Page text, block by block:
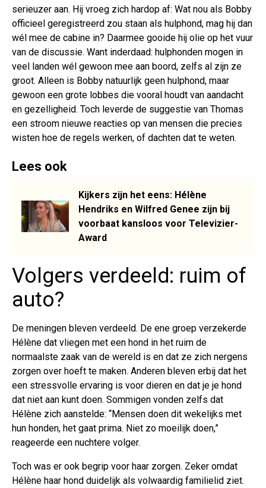
serieuzer aan. Hij vroeg zich hardop af: Wat nou als Bobby
officieel geregistreerd zou staan als hulphond, mag hij dan
wél mee de cabine in? Daarmee gooide hij olie op het vuur
van de discussie. Want inderdaad: hulphonden mogen in
veel landen wél gewoon mee aan boord, zelfs al zijn ze
groot. Alleen is Bobby natuurlijk geen hulphond, maar
gewoon een grote lobbes die vooral houdt van aandacht
en gezelligheid. Toch leverde de suggestie van Thomas
een stroom nieuwe reacties op van mensen die precies
wisten hoe de regels werken, of dachten dat te weten.
Lees ook
Kijkers zijn het eens: Hélène
Hendriks en Wilfred Genee zijn bij
voorbaat kansloos voor Televizier-
Award
Volgers verdeeld: ruim of
auto?
De meningen bleven verdeeld. De ene groep verzekerde
Hélène dat vliegen met een hond in het ruim de
normaalste zaak van de wereld is en dat ze zich nergens
zorgen over hoeft te maken. Anderen bleven erbij dat het
een stressvolle ervaring is voor dieren en dat je je hond
dat niet aan kunt doen. Sommigen vonden zelfs dat
Hélène zich aanstelde: “Mensen doen dit wekelijks met
hun honden, het gaat prima. Niet zo moeilijk doen,”
reageerde een nuchtere volger.
Toch was er ook begrip voor haar zorgen. Zeker omdat
Hélène haar hond duidelijk als volwaardig familielid ziet.